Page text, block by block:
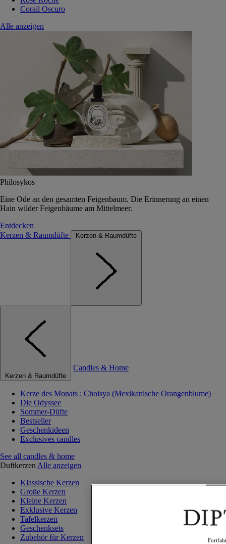
Corail Oscuro
Alle anzeigen
Philosykos
Eine Ode an den gesamten Feigenbaum. Die Erinnerung an einen
Hain wilder Feigenbäume am Mittelmeer.
Entdecken
Kerzen & Raumdüfte
Kerzen & Raumdüfte
Kerzen & Raumdüfte
Candles & Home
Kerze des Monats : Choisya (Mexikanische Orangenblume)
Die Odyssee
Sommer-Düfte
Bestseller
Geschenkideen
Exclusives candles
See all candles & home
Duftkerzen Alle anzeigen
Klassische Kerzen
Große Kerzen
Kleine Kerzen
Exklusive Kerzen
Tafelkerzen
Geschenksets
Zubehör für Kerzen